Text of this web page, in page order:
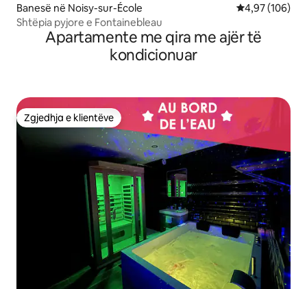
Banesë në Noisy-sur-École Vlerësimi
4,97 (106)
Shtëpia pyjore e Fontainebleau
Apartamente me qira me ajër të
kondicionuar
Zgjedhja e klientëve
Zgjedhja e klientëve